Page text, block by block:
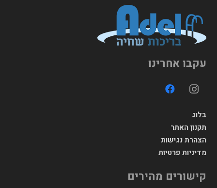
עקבו אחרינו
בלוג
תקנון האתר
הצהרת נגישות
מדיניות פרטיות
קישורים מהירים